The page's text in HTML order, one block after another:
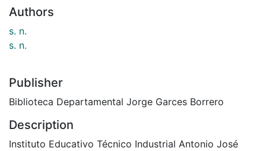
Authors
s. n.
s. n.
Publisher
Biblioteca Departamental Jorge Garces Borrero
Description
Instituto Educativo Técnico Industrial Antonio José